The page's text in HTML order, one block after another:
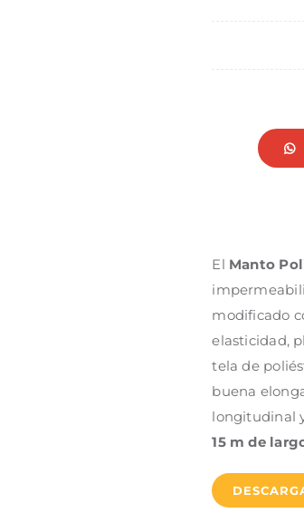
El Manto
modificado
elasticidad,
tela de
buena
longitudinal
15 m de